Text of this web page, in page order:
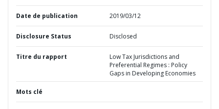
Date de publication 2019/03/12
Disclosure Status Disclosed
Titre du rapport
Low Tax Jurisdictions and
Preferential Regimes : Policy
Gaps in Developing Economies
Mots clé